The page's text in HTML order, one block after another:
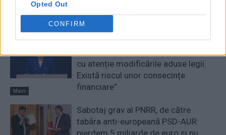
Opted Out
CONFIRM
RELATED ARTICLES
Main
Comisia Europeană, după ororile
comise de PSD-AUR: ”Vom analiza
cu atenție modificările aduse legii.
Există riscul unor consecințe
financiare”
Sabotaj grav al PNRR, de către
tabăra anti-europeană PSD-AUR: